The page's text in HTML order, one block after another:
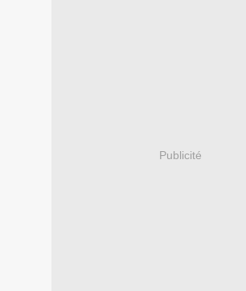
Publicité